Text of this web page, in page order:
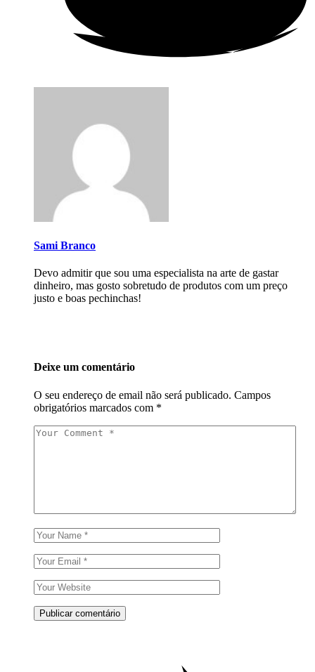
Sami Branco
Devo admitir que sou uma especialista na arte de gastar
dinheiro, mas gosto sobretudo de produtos com um preço
justo e boas pechinchas!
Deixe um comentário
O seu endereço de email não será publicado. Campos
obrigatórios marcados com *
Publicar comentário